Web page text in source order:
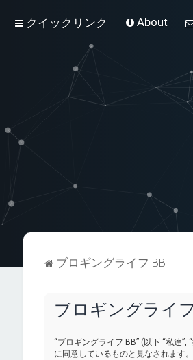
クイックリンク About
ブロギングライフ BB
ブロギングライ
“ブロギングライフ BB” (以下 “私達
に同意しているものと見なされます